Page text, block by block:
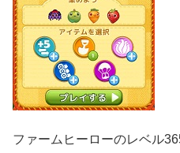
ファームヒーローのレベル